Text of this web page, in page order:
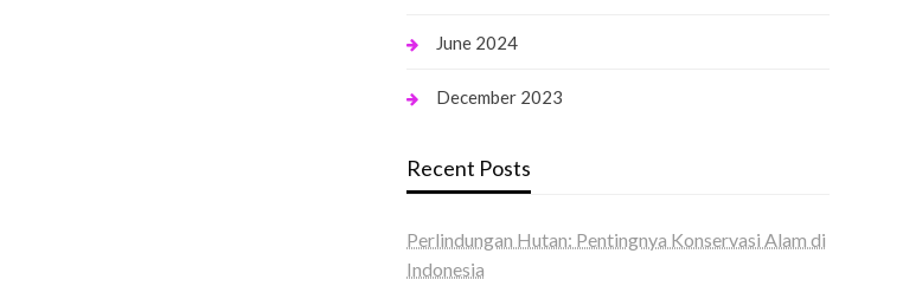
June 2024
December 2023
Recent Posts
Perlindungan Hutan: Pentingnya Konservasi Alam di
Indonesia